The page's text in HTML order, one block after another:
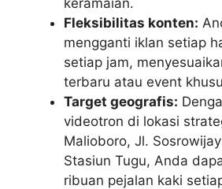
Fleksibilitas konten:
mengganti iklan setiap
setiap jam,
terbaru atau event
Target geografis:
videotron di lokasi
Malioboro, Jl.
Stasiun Tugu, Anda
ribuan pejalan kaki